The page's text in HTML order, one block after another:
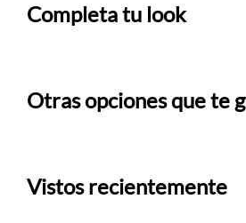
Completa tu look
Otras opciones que te
Vistos recientemente